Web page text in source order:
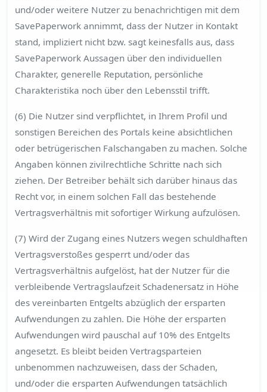
und/oder weitere Nutzer zu benachrichtigen mit dem
SavePaperwork annimmt, dass der Nutzer in Kontakt
stand, impliziert nicht bzw. sagt keinesfalls aus, dass
SavePaperwork Aussagen über den individuellen
Charakter, generelle Reputation, persönliche
Charakteristika noch über den Lebensstil trifft.
(6) Die Nutzer sind verpflichtet, in Ihrem Profil und
sonstigen Bereichen des Portals keine absichtlichen
oder betrügerischen Falschangaben zu machen. Solche
Angaben können zivilrechtliche Schritte nach sich
ziehen. Der Betreiber behält sich darüber hinaus das
Recht vor, in einem solchen Fall das bestehende
Vertragsverhältnis mit sofortiger Wirkung aufzulösen.
(7) Wird der Zugang eines Nutzers wegen schuldhaften
Vertragsverstoßes gesperrt und/oder das
Vertragsverhältnis aufgelöst, hat der Nutzer für die
verbleibende Vertragslaufzeit Schadenersatz in Höhe
des vereinbarten Entgelts abzüglich der ersparten
Aufwendungen zu zahlen. Die Höhe der ersparten
Aufwendungen wird pauschal auf 10% des Entgelts
angesetzt. Es bleibt beiden Vertragsparteien
unbenommen nachzuweisen, dass der Schaden,
und/oder die ersparten Aufwendungen tatsächlich